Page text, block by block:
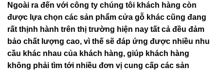
Ngoài ra đến với công ty chúng tôi khách hàng còn
được lựa chọn các sản phẩm cửa gỗ khác cũng đang
rất thịnh hành trên thị trường hiện nay tất cả đều đảm
bảo chất lượng cao, vì thế sẽ đáp ứng được nhiều nhu
cầu khác nhau của khách hàng, giúp khách hàng
không phải tìm tới nhiều đơn vị cung cấp các sản